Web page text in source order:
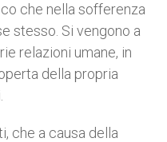
che nella sofferenza
stesso. Si vengono a
relazioni umane, in
della propria
che a causa della